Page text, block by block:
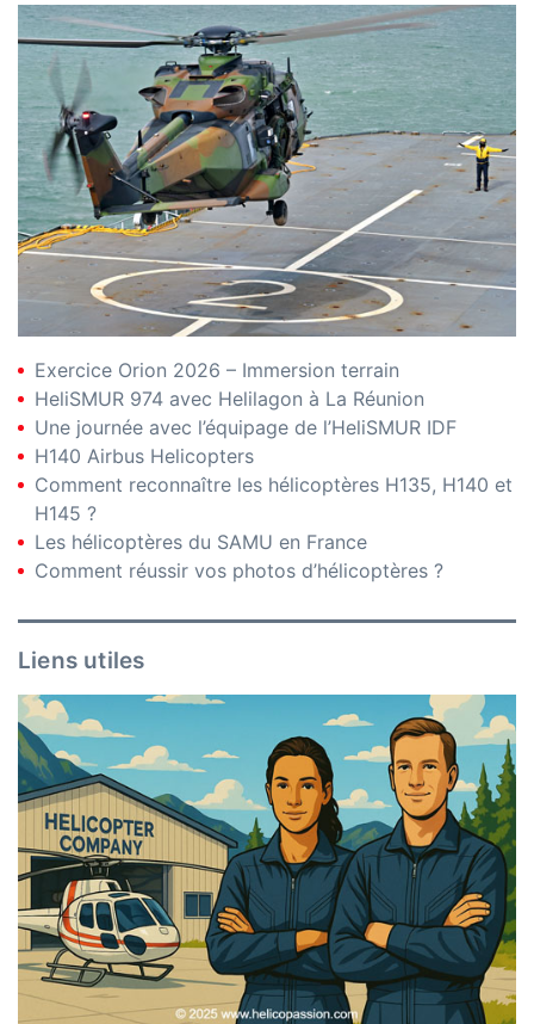
Exercice Orion 2026 – Immersion terrain
HeliSMUR 974 avec Helilagon à La Réunion
Une journée avec l’équipage de l’HeliSMUR IDF
H140 Airbus Helicopters
Comment reconnaître les hélicoptères H135, H140 et
H145 ?
Les hélicoptères du SAMU en France
Comment réussir vos photos d’hélicoptères ?
Liens utiles